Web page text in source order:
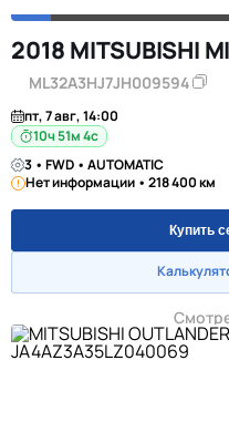
2018 MITSUBISHI
ML32A3HJ7JH009594
пт, 7 авг, 14:00
10ч 51м 3с
3 • FWD • AUTOMATIC
Нет информации • 218 400 км
Купить